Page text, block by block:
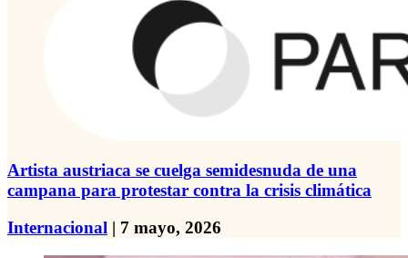
Artista austriaca se cuelga semidesnuda de una
campana para protestar contra la crisis climática
Internacional | 7 mayo, 2026